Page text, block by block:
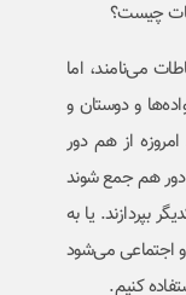
چیست؟
می‌نامند، اما
و دوستان و
از هم دور
دور هم جمع شوند
بپردازند. یا به
و اجتماعی می‌شود
کنیم.